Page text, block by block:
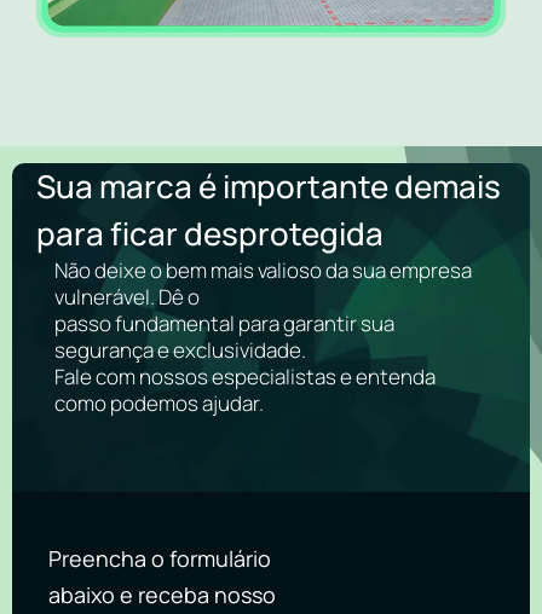
Sua marca é importante demais
para ficar desprotegida
Não deixe o bem mais valioso da sua empresa
vulnerável. Dê o
passo fundamental para garantir sua
segurança e exclusividade.
Fale com nossos especialistas e entenda
como podemos ajudar.
Preencha o formulário
abaixo e receba nosso